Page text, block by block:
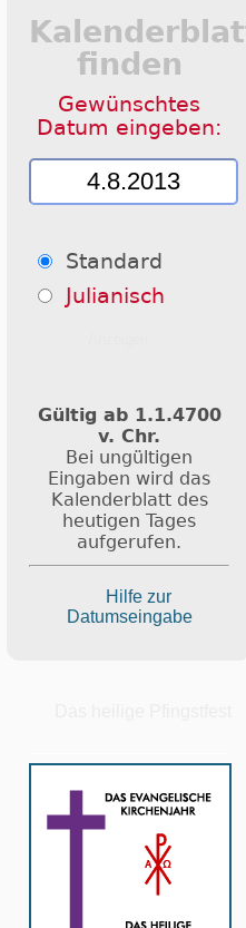
finden
Gewünschtes
Datum eingeben:
Standard
Julianisch
Gültig ab 1.1.4700
v. Chr.
Bei ungültigen
Eingaben wird das
Kalenderblatt des
heutigen Tages
aufgerufen.
Hilfe zur
Datumseingabe